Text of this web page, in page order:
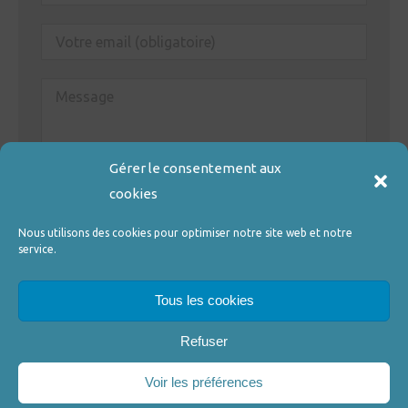
Gérer le consentement aux
cookies
Nous utilisons des cookies pour optimiser notre site web et notre
service.
Tous les cookies
Refuser
Voir les préférences